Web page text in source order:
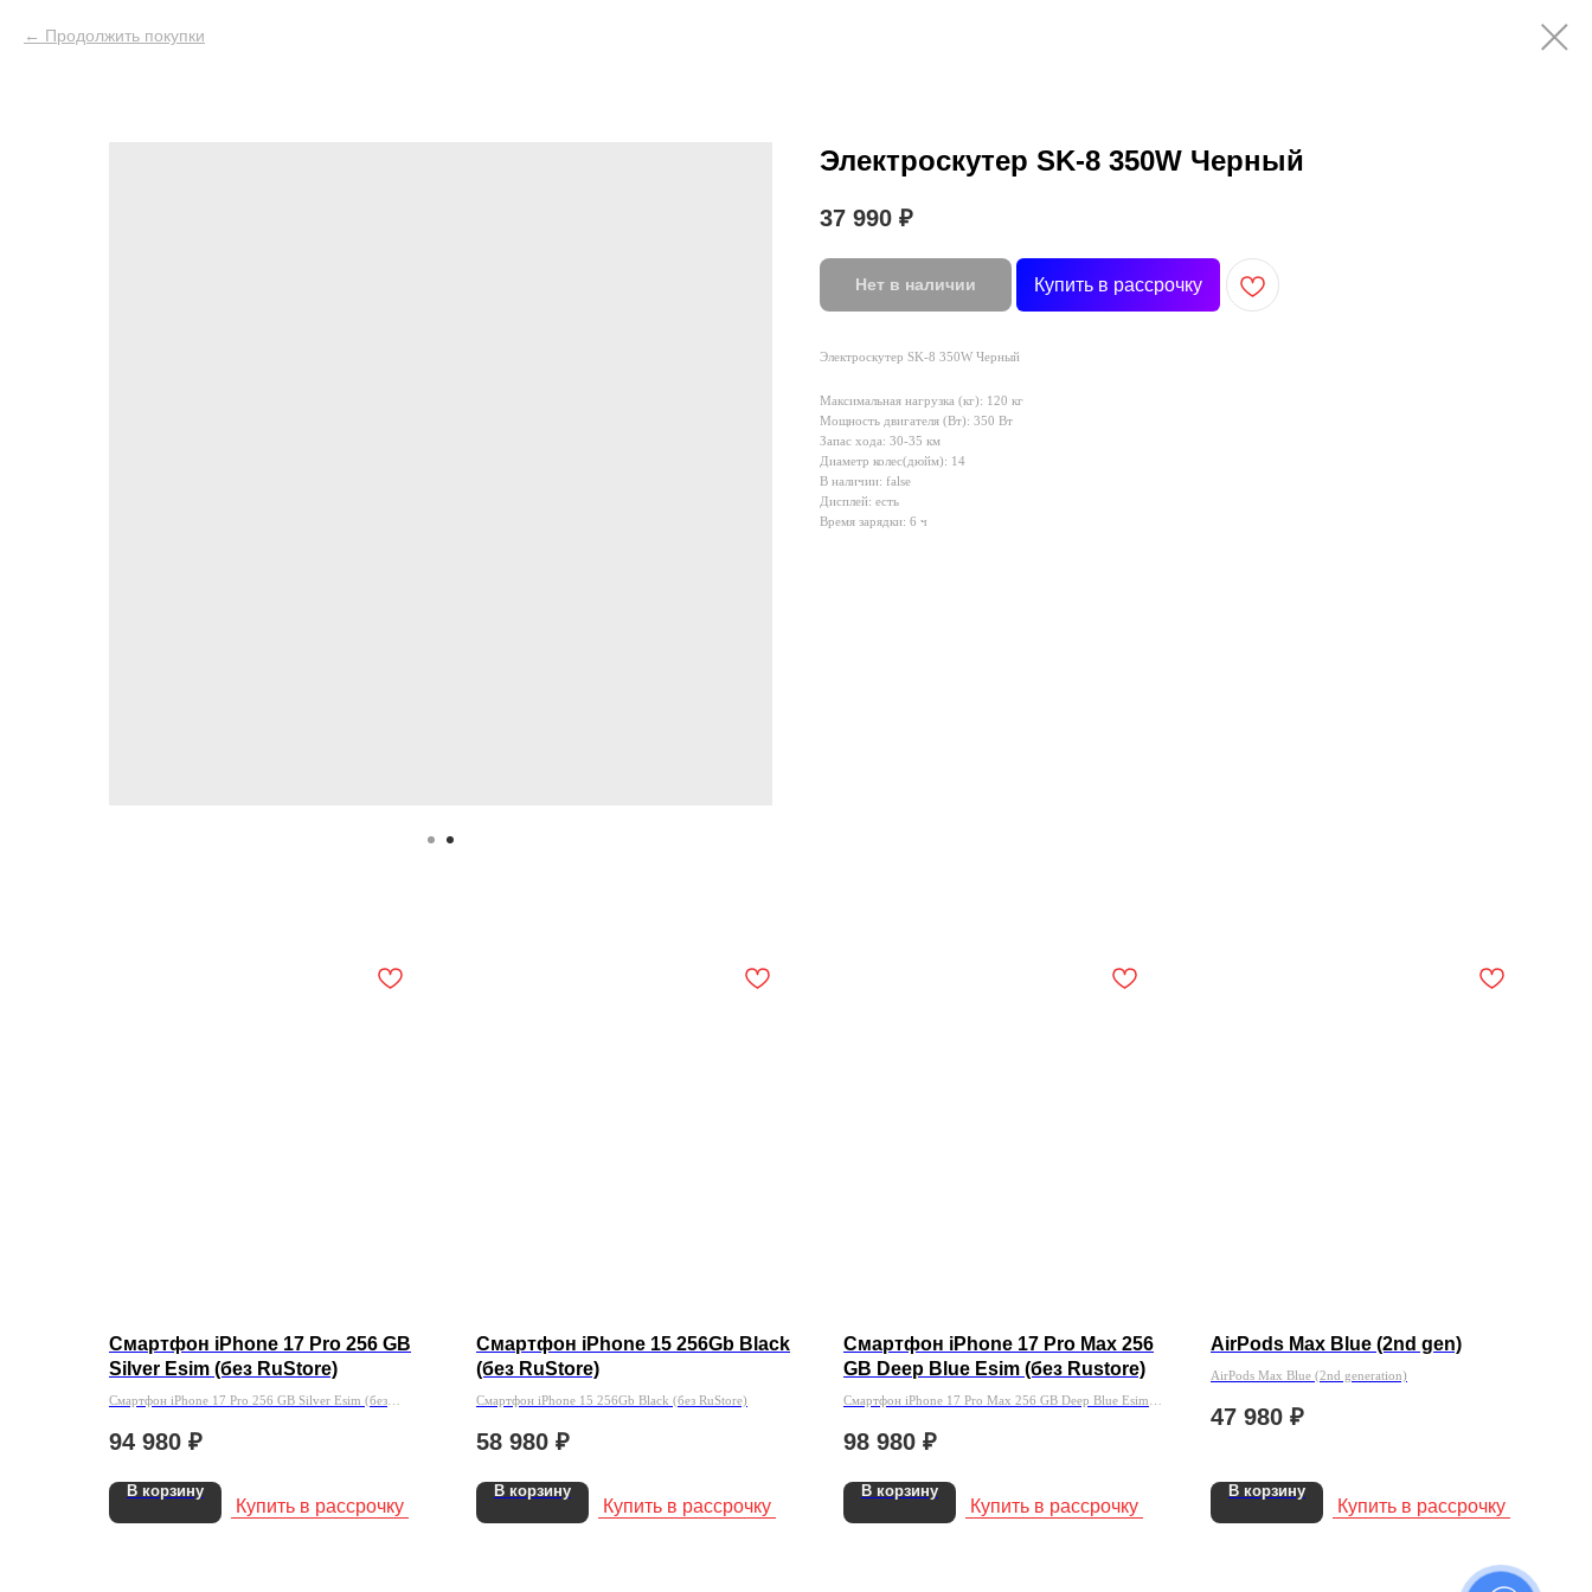
Продолжить покупки
Электроскутер SK-8 350W Черный
37 990 ₽
Нет в наличии Купить в рассрочку
Электроскутер SK-8 350W Черный
Максимальная нагрузка (кг): 120 кг
Мощность двигателя (Вт): 350 Вт
Запас хода: 30-35 км
Диаметр колес(дюйм): 14
В наличии: false
Дисплей: есть
Время зарядки: 6 ч
Смартфон iPhone 17 Pro 256 GB
Silver Esim (без RuStore)
Смартфон iPhone 17 Pro 256 GB Silver Esim (без
94 980 ₽
В корзину
Купить в рассрочку
Смартфон iPhone 15 256Gb Black
(без RuStore)
Смартфон iPhone 15 256Gb Black (без RuStore)
58 980 ₽
В корзину
Купить в рассрочку
Смартфон iPhone 17 Pro Max 256
GB Deep Blue Esim (без Rustore)
Смартфон iPhone 17 Pro Max 256 GB Deep Blue Esim
98 980 ₽
В корзину
Купить в рассрочку
AirPods Max Blue (2nd gen)
AirPods Max Blue (2nd generation)
47 980 ₽
В корзину
Купить в рассрочку